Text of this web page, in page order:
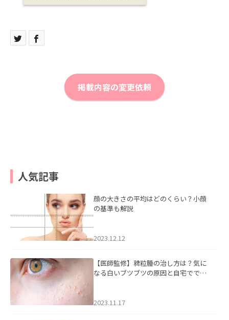
掲載内容の変更依頼
人気記事
顔の大きさの平均はどのくらい？小顔
の基準も解説
2023.12.12
【医師監修】稗粒腫の治し方は？気に
なる白いブツブツの原因と自宅ででき
2023.11.17